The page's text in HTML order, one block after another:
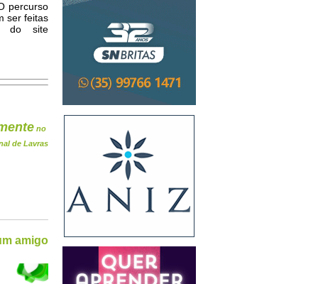
percurso
ser feitas
do site
no
de Lavras
amigo